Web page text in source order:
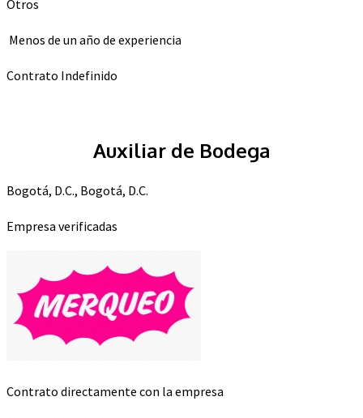
Otros
Menos de un año de experiencia
Contrato Indefinido
Auxiliar de Bodega
Bogotá, D.C., Bogotá, D.C.
Empresa verificadas
Contrato directamente con la empresa